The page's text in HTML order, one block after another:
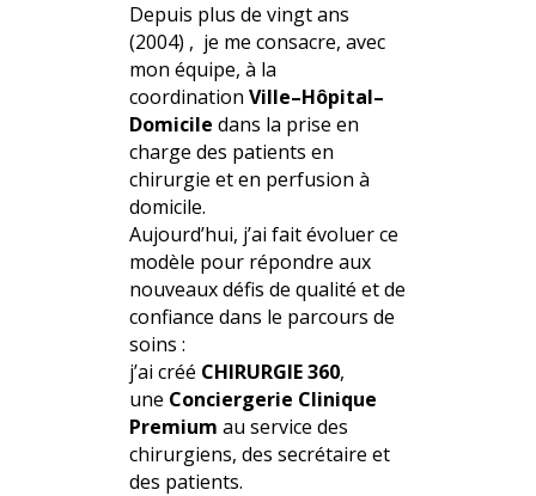
Depuis plus de vingt ans
(2004) , je me consacre, avec
mon équipe, à la
coordination Ville–Hôpital–
Domicile dans la prise en
charge des patients en
chirurgie et en perfusion à
domicile.
Aujourd’hui, j’ai fait évoluer ce
modèle pour répondre aux
nouveaux défis de qualité et de
confiance dans le parcours de
soins :
j’ai créé CHIRURGIE 360,
une Conciergerie Clinique
Premium au service des
chirurgiens, des secrétaire et
des patients.